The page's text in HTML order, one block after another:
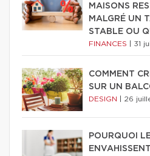
MAISONS
MALGRÉ UN
STABLE OU
FINANCES 31
COMMENT
SUR UN
DESIGN 26
POURQUOI